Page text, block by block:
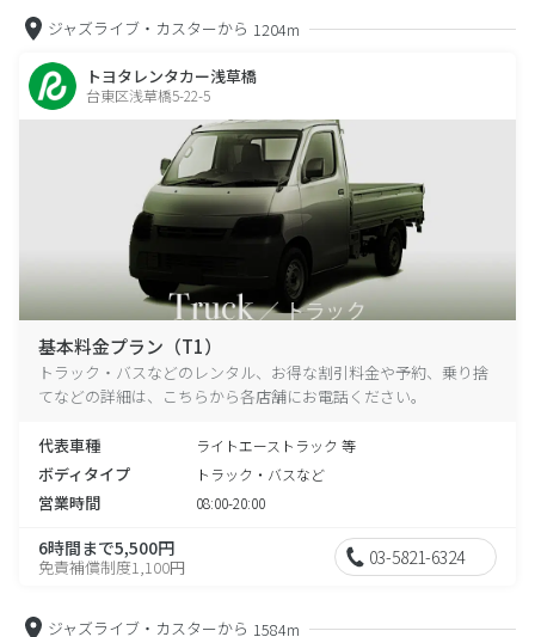
ジャズライブ・カスターから 1204m
トヨタレンタカー浅草橋
台東区浅草橋5-22-5
基本料金プラン（T1）
トラック・バスなどのレンタル、お得な割引料金や予約、乗り捨
てなどの詳細は、こちらから各店舗にお電話ください。
代表車種 ライトエーストラック 等
ボディタイプ トラック・バスなど
営業時間 08:00-20:00
6時間まで5,500円
免責補償制度1,100円 03-5821-6324
ジャズライブ・カスターから 1584m